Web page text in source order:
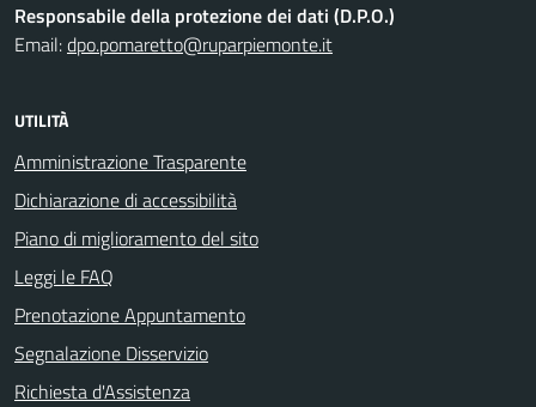
Responsabile della protezione dei dati (D.P.O.)
Email:dpo.pomaretto@ruparpiemonte.it
UTILITÀ
Amministrazione Trasparente
Dichiarazione di accessibilità
Piano di miglioramento del sito
Leggi le FAQ
Prenotazione Appuntamento
Segnalazione Disservizio
Richiesta d'Assistenza